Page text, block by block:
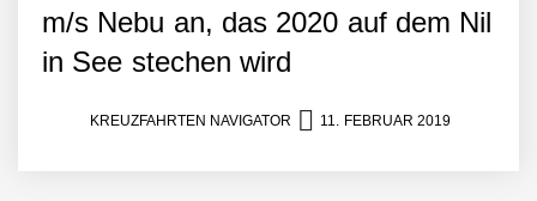
m/s Nebu an, das 2020 auf dem Nil
in See stechen wird
KREUZFAHRTEN NAVIGATOR 11. FEBRUAR 2019